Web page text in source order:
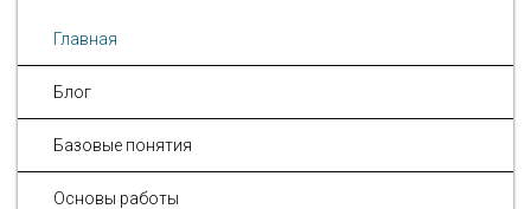
Главная
Блог
Базовые понятия
Основы работы